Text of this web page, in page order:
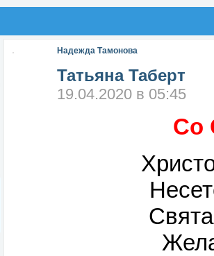
Надежда Тамонова
Татьяна Таберт
19.04.2020 в 05:45
Со